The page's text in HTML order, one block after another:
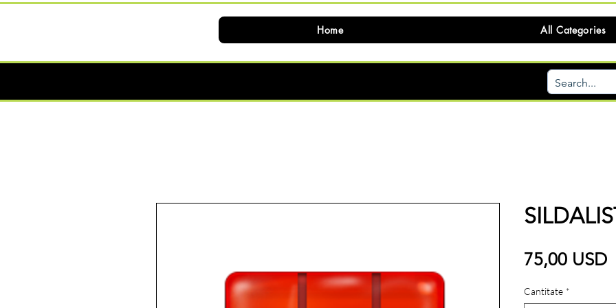
Home All Categories
75,00 USD
Cantitate *